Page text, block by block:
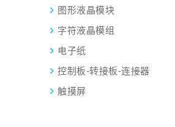
图形液晶模块
字符液晶模组
电子纸
控制板-转接板-连接器
触摸屏